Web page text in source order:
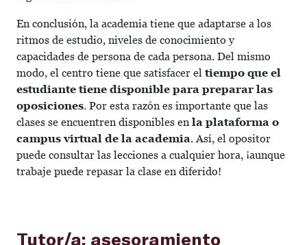
En conclusión, la academia tiene que adaptarse a los
ritmos de estudio, niveles de conocimiento y
capacidades de persona de cada persona. Del mismo
modo, el centro tiene que satisfacer el tiempo que el
estudiante tiene disponible para preparar las
oposiciones. Por esta razón es importante que las
clases se encuentren disponibles en la plataforma o
campus virtual de la academia. Así, el opositor
puede consultar las lecciones a cualquier hora, ¡aunque
trabaje puede repasar la clase en diferido!
Tutor/a: asesoramiento